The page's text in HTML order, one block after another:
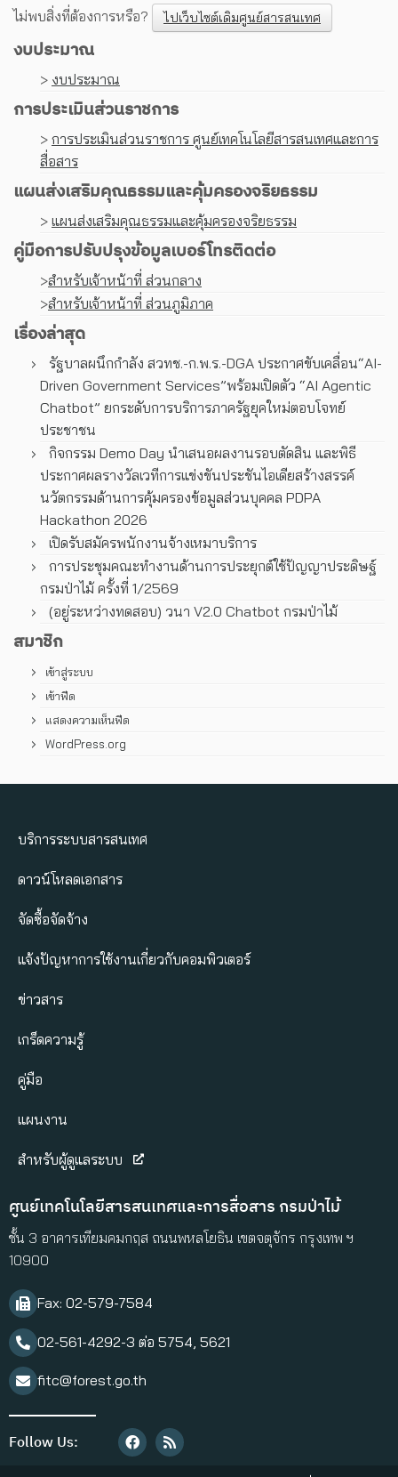
ไม่พบสิ่งที่ต้องการหรือ? ไปเว็บไซต์เดิมศูนย์สารสนเทศ
งบประมาณ
> งบประมาณ
การประเมินส่วนราชการ
> การประเมินส่วนราชการ ศูนย์เทคโนโลยีสารสนเทศและการ
สื่อสาร
แผนส่งเสริมคุณธรรมและคุ้มครองจริยธรรม
> แผนส่งเสริมคุณธรรมและคุ้มครองจริยธรรม
คู่มือการปรับปรุงข้อมูลเบอร์โทรติดต่อ
>สำหรับเจ้าหน้าที่ ส่วนกลาง
>สำหรับเจ้าหน้าที่ ส่วนภูมิภาค
เรื่องล่าสุด
รัฐบาลผนึกกำลัง สวทช.-ก.พ.ร.-DGA ประกาศขับเคลื่อน“AI-
Driven Government Services”พร้อมเปิดตัว “AI Agentic
Chatbot” ยกระดับการบริการภาครัฐยุคใหม่ตอบโจทย์
ประชาชน
กิจกรรม Demo Day นำเสนอผลงานรอบตัดสิน และพิธี
ประกาศผลรางวัลเวทีการแข่งขันประชันไอเดียสร้างสรรค์
นวัตกรรมด้านการคุ้มครองข้อมูลส่วนบุคคล PDPA
Hackathon 2026
เปิดรับสมัครพนักงานจ้างเหมาบริการ
การประชุมคณะทํางานด้านการประยุกต์ใช้ปัญญาประดิษฐ์
กรมป่าไม้ ครั้งที่ 1/2569
(อยู่ระหว่างทดสอบ) วนา V2.0 Chatbot กรมป่าไม้
สมาชิก
เข้าสู่ระบบ
เข้าฟีด
แสดงความเห็นฟีด
WordPress.org
บริการระบบสารสนเทศ
ดาวน์โหลดเอกสาร
จัดซื้อจัดจ้าง
แจ้งปัญหาการใช้งานเกี่ยวกับคอมพิวเตอร์
ข่าวสาร
เกร็ดความรู้
คู่มือ
แผนงาน
สำหรับผู้ดูแลระบบ
ศูนย์เทคโนโลยีสารสนเทศและการสื่อสาร กรมป่าไม้
ชั้น 3 อาคารเทียมคมกฤส ถนนพหลโยธิน เขตจตุจักร กรุงเทพ ฯ
10900
Fax: 02-579-7584​
02-561-4292-3 ต่อ 5754, 5621
fitc@forest.go.th
Follow Us: